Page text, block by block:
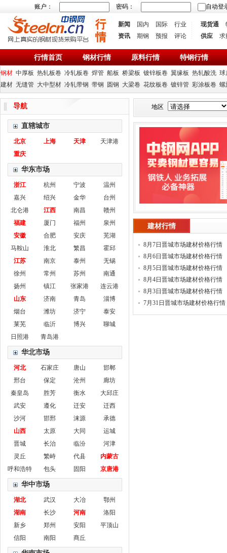
账户： 密码： 自动登
新闻 国内 国际
行业
资讯
期钢 预报 评论
现货通
供应
求
行情首页 钢材行情 原料行情 特钢行情
钢材 中厚板 热轧板卷 冷轧板卷 焊管 船板 桥梁板 镀锌板卷 翼缘板 热轧酸洗 球
建材 无缝管 大中型材 冷轧带钢 带钢 圆钢 大梁卷 花纹板卷 镀锌管 彩涂板卷 螺
导航
直辖城市
北京 上海 天津
天津港
重庆
华东市场
浙江 杭州 宁波
温州
嘉兴
绍兴 金华
台州
北仑港
江西 南昌
赣州
福建
厦门 福州
泉州
安徽
合肥 安庆
芜湖
马鞍山
淮北 繁昌
霍邱
江苏
南京 泰州
无锡
徐州
常州 苏州
南通
扬州
镇江 张家港
连云港
山东
济南 青岛
淄博
烟台
潍坊 济宁
泰安
莱芜
临沂 博兴
聊城
日照港
青岛港
华北市场
河北 石家庄 唐山
邯郸
邢台
保定 沧州
廊坊
秦皇岛
胜芳 衡水
大邱庄
武安
遵化 迁安
迁西
沙河
邯邢 涞源
承德
山西
太原 大同
运城
晋城
长治 临汾
河津
灵丘
繁峙 代县
内蒙古
呼和浩特
包头 固阳 京唐港
华中市场
湖北 武汉 大冶
鄂州
湖南
长沙 河南
洛阳
新乡
郑州 安阳
平顶山
信阳
南阳 商丘
地区
建材行情
8月7日晋城市场建材价格行情
8月6日晋城市场建材价格行情
8月5日晋城市场建材价格行情
8月4日晋城市场建材价格行情
8月3日晋城市场建材价格行情
7月31日晋城市场建材价格行情